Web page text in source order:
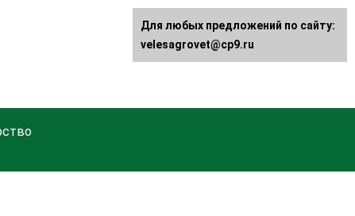
Для любых предложений по сайту:
velesagrovet@cp9.ru